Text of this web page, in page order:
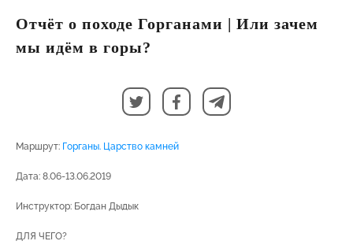
Отчёт о походе Горганами | Или зачем
мы идём в горы?
Маршрут: Горганы. Царство камней
Дата: 8.06-13.06.2019
Инструктор: Богдан Дыдык
ДЛЯ ЧЕГО?